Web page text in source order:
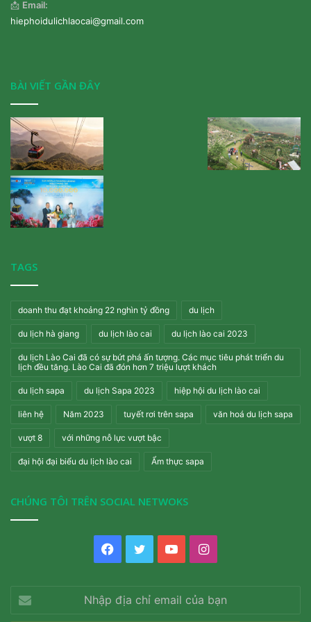
📩 Email:
hiephoidulichlaocai@gmail.com
BÀI VIẾT GẦN ĐÂY
TAGS
doanh thu đạt khoảng 22 nghìn tỷ đồng du lịch
du lịch hà giang du lịch lào cai du lịch lào cai 2023
du lịch Lào Cai đã có sự bứt phá ấn tượng. Các mục tiêu phát triển du
lịch đều tăng. Lào Cai đã đón hơn 7 triệu lượt khách
du lịch sapa du lịch Sapa 2023 hiệp hội du lịch lào cai
liên hệ Năm 2023 tuyết rơi trên sapa văn hoá du lịch sapa
vượt 8 với những nỗ lực vượt bậc
đại hội đại biểu du lịch lào cai Ẩm thực sapa
CHÚNG TÔI TRÊN SOCIAL NETWOKS
Facebook
TwitterYouTubeInstagram
địa